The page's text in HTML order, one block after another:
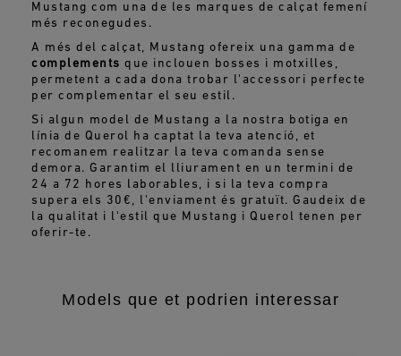
Mustang com una de les marques de calçat femení
més reconegudes.
A més del calçat, Mustang ofereix una gamma de
complements que inclouen bosses i motxilles,
permetent a cada dona trobar l'accessori perfecte
per complementar el seu estil.
Si algun model de Mustang a la nostra botiga en
línia de Querol ha captat la teva atenció, et
recomanem realitzar la teva comanda sense
demora. Garantim el lliurament en un termini de
24 a 72 hores laborables, i si la teva compra
supera els 30€, l'enviament és gratuït. Gaudeix de
la qualitat i l'estil que Mustang i Querol tenen per
oferir-te.
Models que et podrien interessar